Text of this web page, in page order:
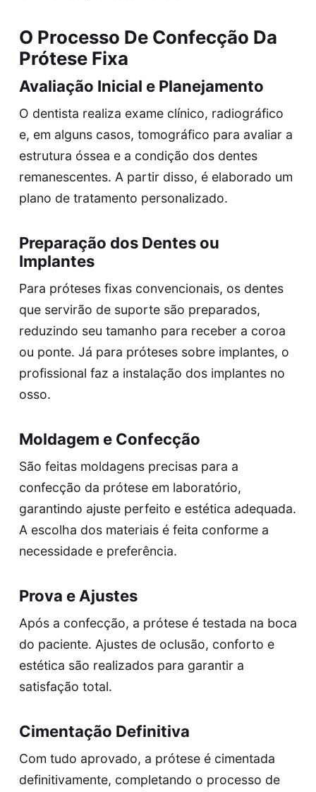
O Processo De Confecção Da
Prótese Fixa
Avaliação Inicial e Planejamento
O dentista realiza exame clínico, radiográfico
e, em alguns casos, tomográfico para avaliar a
estrutura óssea e a condição dos dentes
remanescentes. A partir disso, é elaborado um
plano de tratamento personalizado.
Preparação dos Dentes ou
Implantes
Para próteses fixas convencionais, os dentes
que servirão de suporte são preparados,
reduzindo seu tamanho para receber a coroa
ou ponte. Já para próteses sobre implantes, o
profissional faz a instalação dos implantes no
osso.
Moldagem e Confecção
São feitas moldagens precisas para a
confecção da prótese em laboratório,
garantindo ajuste perfeito e estética adequada.
A escolha dos materiais é feita conforme a
necessidade e preferência.
Prova e Ajustes
Após a confecção, a prótese é testada na boca
do paciente. Ajustes de oclusão, conforto e
estética são realizados para garantir a
satisfação total.
Cimentação Definitiva
Com tudo aprovado, a prótese é cimentada
definitivamente, completando o processo de